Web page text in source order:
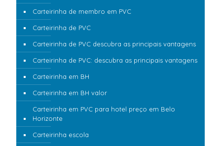
Carteirinha de membro em PVC
Carteirinha de PVC
Carteirinha de PVC descubra as principais vantagens
Carteirinha de PVC: descubra as principais vantagens
Carteirinha em BH
Carteirinha em BH valor
Carteirinha em PVC para hotel preço em Belo
Horizonte
Carteirinha escola